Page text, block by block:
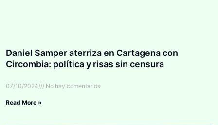
Daniel Samper aterriza en Cartagena con
Circombia: política y risas sin censura
07/10/2024 No hay comentarios
Read More »